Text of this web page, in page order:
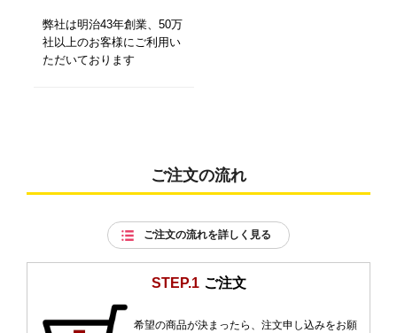
弊社は明治43年創業、50万
社以上のお客様にご利用い
ただいております
ご注文の流れ
ご注文の流れを詳しく見る
STEP.1 ご注文
希望の商品が決まったら、注文申し込みをお願